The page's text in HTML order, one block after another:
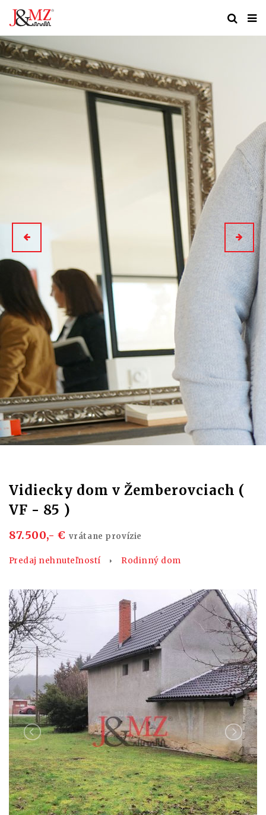
Vidiecky dom v Žemberovciach (
VF - 85 )
87.500,- € vrátane provízie
Predaj nehnuteľností Rodinný dom